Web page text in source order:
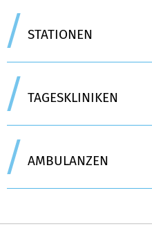
STATIONEN
TAGESKLINIKEN
AMBULANZEN